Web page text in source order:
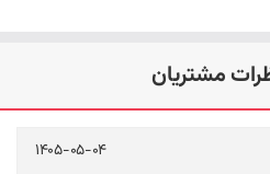
مشتریان
1405-05-04